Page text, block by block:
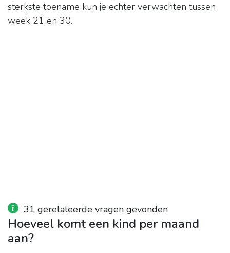
sterkste toename kun je echter verwachten tussen
week 21 en 30.
31 gerelateerde vragen gevonden
Hoeveel komt een kind per maand
aan?